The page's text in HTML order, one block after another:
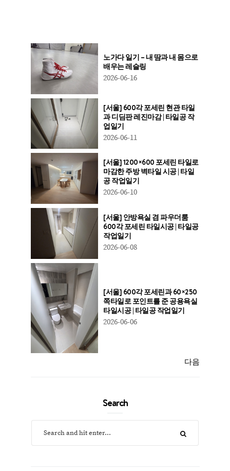
노가다 일기 – 내 땀과 내 몸으로
배우는 레슬링
2026-06-16
[서울] 600각 포세린 현관 타일
과 디딤판 레진마감 | 타일공 작
업일기
2026-06-11
[서울] 1200×600 포세린 타일로
마감한 주방 벽타일 시공 | 타일
공 작업일기
2026-06-10
[서울] 안방욕실 겸 파우더룸
600각 포세린 타일시공 | 타일공
작업일기
2026-06-08
[서울] 600각 포세린과 60×250
쪽타일로 포인트를 준 공용욕실
타일시공 | 타일공 작업일기
2026-06-06
다음
Search